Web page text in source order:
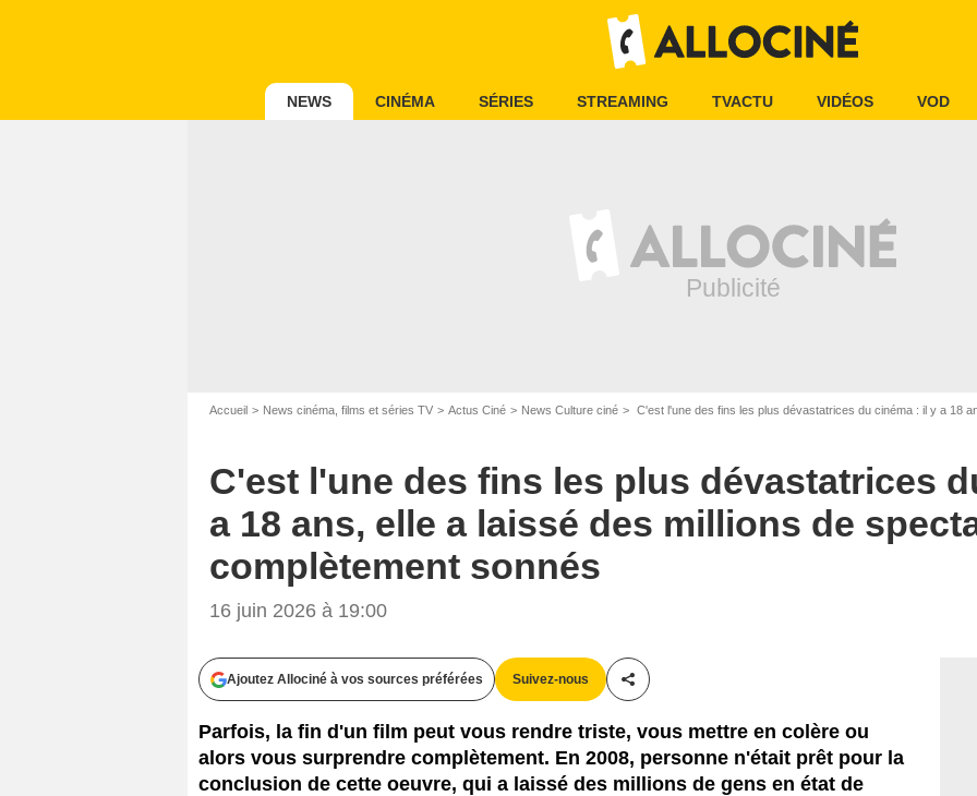
NEWS CINÉMA SÉRIES STREAMING TVACTU VIDÉOS VOD
Accueil News cinéma, films et séries TV Actus Ciné News Culture ciné C'est l'une des fins les plus dévastatrices du cinéma : il y a 18 ans, elle
C'est l'une des fins les plus dévastatrices
a 18 ans, elle a laissé des millions de
complètement sonnés
16 juin 2026 à 19:00
Ajoutez Allociné à vos sources préférées Suivez-nous
Partager cet article
Parfois, la fin d'un film peut vous rendre triste, vous mettre en colère ou
alors vous surprendre complètement. En 2008, personne n'était prêt pour la
conclusion de cette oeuvre, qui a laissé des millions de gens en état de